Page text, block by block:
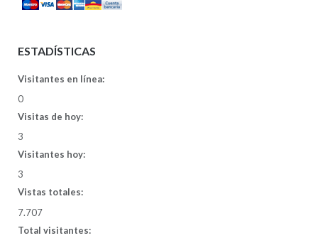
ESTADÍSTICAS
Visitantes en línea:
0
Visitas de hoy:
3
Visitantes hoy:
3
Vistas totales:
7.707
Total visitantes: